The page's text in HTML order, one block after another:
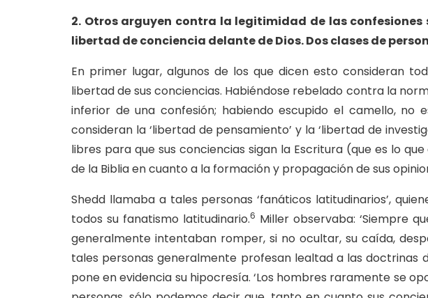
2. Otros arguyen contra la legitimidad de las
libertad de conciencia delante de Dios. Dos clases de
En primer lugar, algunos de los que dicen esto consideran
libertad de sus conciencias. Habiéndose rebelado contra la
inferior de una confesión; habiendo escupido el camello,
consideran la ‘libertad de pensamiento’ y la ‘libertad de
libres para que sus conciencias sigan la Escritura (que es lo
de la Biblia en cuanto a la formación y propagación de sus
Shedd llamaba a tales personas ‘fanáticos latitudinarios’,
todos su fanatismo latitudinario.6 Miller observaba: ‘Siempre
generalmente intentaban romper, si no ocultar, su caída,
tales personas generalmente profesan lealtad a las doctrinas
pone en evidencia su hipocresía. ‘Los hombres raramente se